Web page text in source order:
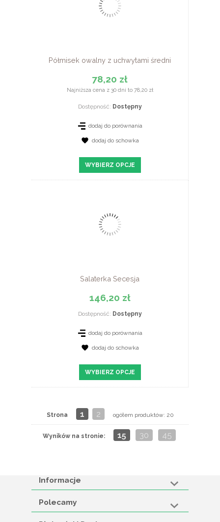
Półmisek owalny z uchwytami średni
78,20 zł
Najniższa cena z 30 dni to 78,20 zł
Dostępność: Dostępny
dodaj do porównania
dodaj do schowka
WYBIERZ OPCJE
Salaterka Secesja
146,20 zł
Dostępność: Dostępny
dodaj do porównania
dodaj do schowka
WYBIERZ OPCJE
Strona 1 2 ogółem produktów: 20
Wyników na stronie: 15 30 45
Informacje
Polecamy